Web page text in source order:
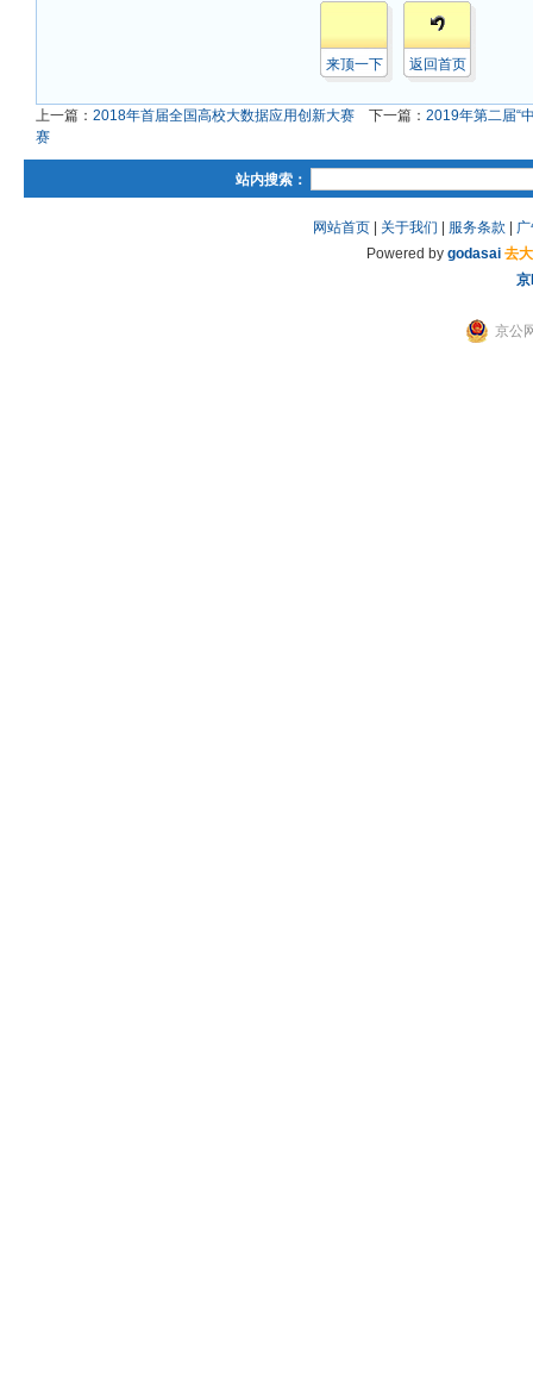
来顶一下 返回首页
上一篇： 2018年首届全国高校大数据应用创新大赛 下一篇： 2019年第二届“
赛
站内搜索：
网站首页| 关于我们 服务条款
Powered by godasai 去
京公